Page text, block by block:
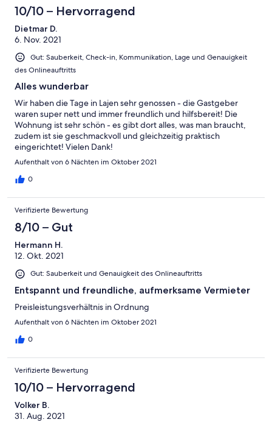
10/10 – Hervorragend
Dietmar D.
6. Nov. 2021
Gut: Sauberkeit, Check-in, Kommunikation, Lage und Genauigkeit
des Onlineauftritts
Alles wunderbar
Wir haben die Tage in Lajen sehr genossen - die Gastgeber
waren super nett und immer freundlich und hilfsbereit! Die
Wohnung ist sehr schön - es gibt dort alles, was man braucht,
zudem ist sie geschmackvoll und gleichzeitig praktisch
eingerichtet! Vielen Dank!
Aufenthalt von 6 Nächten im Oktober 2021
0
Verifizierte Bewertung
8/10 – Gut
Hermann H.
12. Okt. 2021
Gut: Sauberkeit und Genauigkeit des Onlineauftritts
Entspannt und freundliche, aufmerksame Vermieter
Preisleistungsverhältnis in Ordnung
Aufenthalt von 6 Nächten im Oktober 2021
0
Verifizierte Bewertung
10/10 – Hervorragend
Volker B.
31. Aug. 2021